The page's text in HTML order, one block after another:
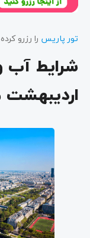
تور پاریس را رزرو
شرایط آب
اردیبهشت